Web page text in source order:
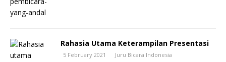
Rahasia Utama Keterampilan Presentasi
5 February 2021 Juru Bicara Indonesia